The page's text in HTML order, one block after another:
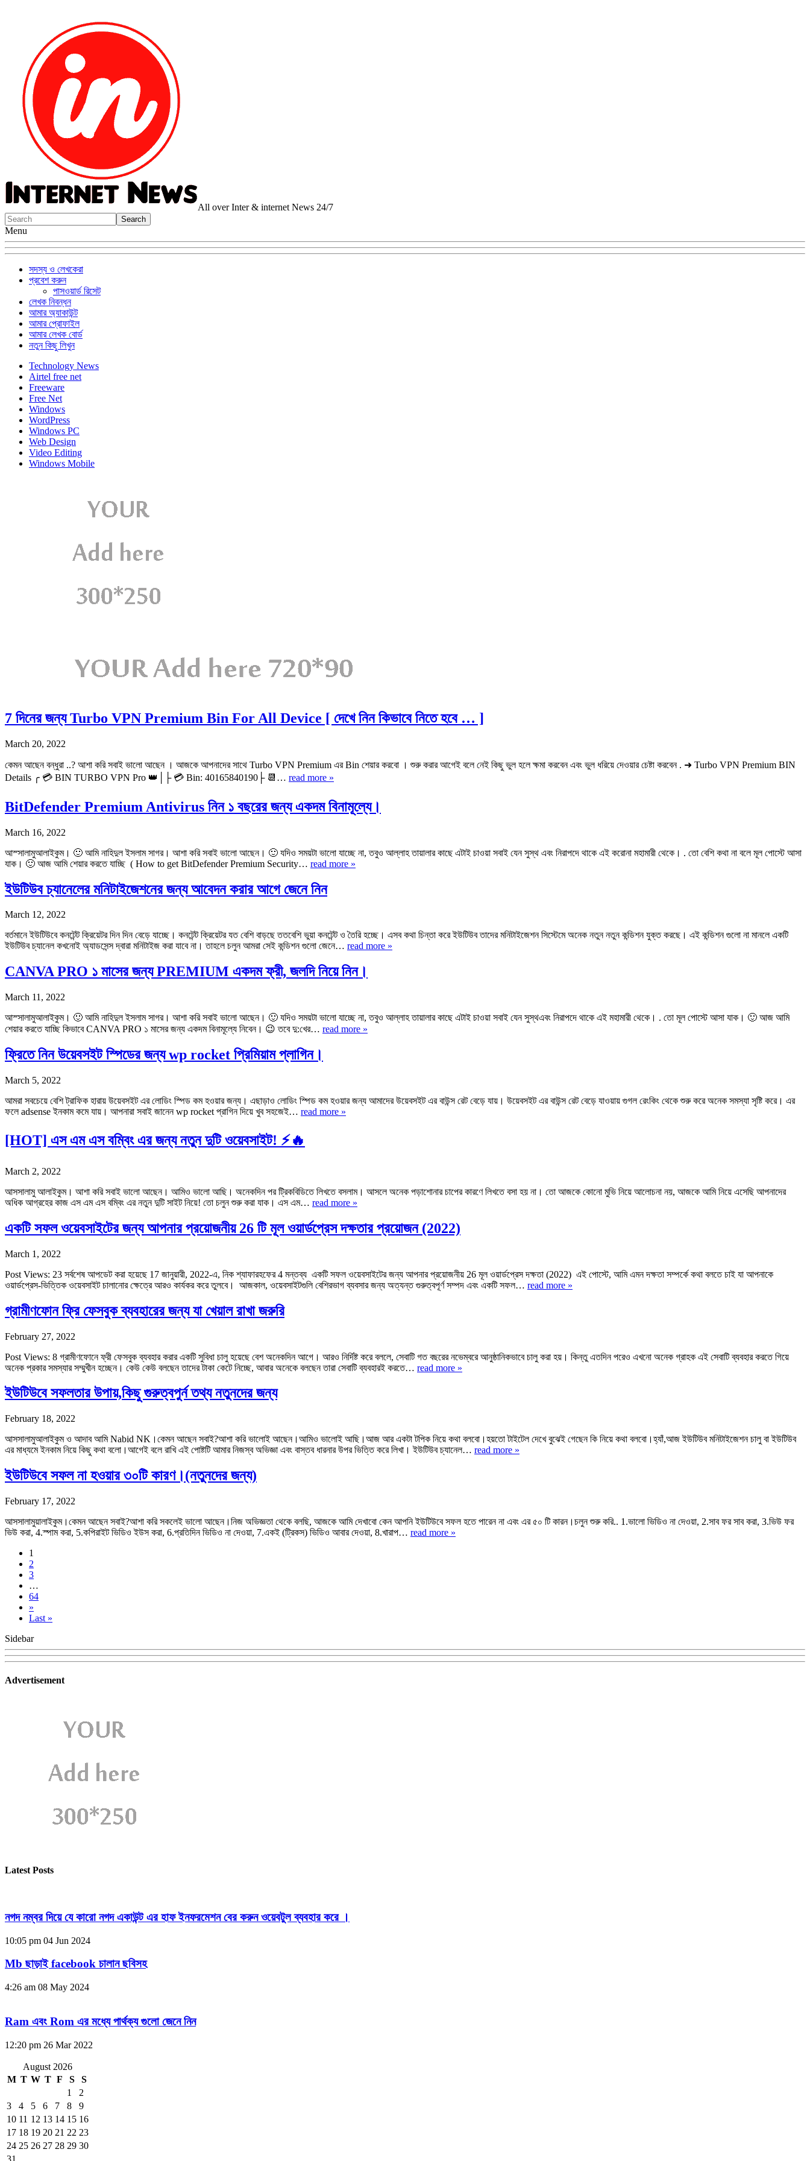
All over Inter & internet News 24/7
Menu
সদস্য ও লেখকেরা
প্রবেশ করুন
পাসওয়ার্ড রিসেট
লেখক নিবন্ধন
আমার অ্যাকাউন্ট
আমার প্রোফাইল
আমার লেখক বোর্ড
নতুন কিছু লিখুন
Technology News
Airtel free net
Freeware
Free Net
Windows
WordPress
Windows PC
Web Design
Video Editing
Windows Mobile
7 দিনের জন্য Turbo VPN Premium Bin For All Device [ দেখে নিন কিভাবে নিতে হবে … ]
March 20, 2022
কেমন আছেন বন্ধুরা ..? আশা করি সবাই ভালো আছেন । আজকে আপনাদের সাথে Turbo VPN Premium এর Bin শেয়ার করবো । শুরু করার আগেই বলে নেই কিছু ভুল হলে ক্ষমা করবেন এবং ভুল ধরিয়ে দেওয়ার চেষ্টা করবেন . ➜ Turbo VPN Premium BIN
Details ╭ 💳 BIN TURBO VPN Pro 👑│├ 💳 Bin: 40165840190├ 📆… read more »
BitDefender Premium Antivirus নিন ১ বছরের জন্য একদম বিনামূল্যে।
March 16, 2022
আস্সালামুআলাইকুম। 🙂 আমি নাহিদুল ইসলাম সাগর। আশা করি সবাই ভালো আছেন। 🙂 যদিও সময়টা ভালো যাচ্ছে না, তবুও আল্লাহ তায়ালার কাছে এটাই চাওয়া সবাই যেন সুস্থ এবং নিরাপদে থাকে এই করোনা মহামারী থেকে। . তো বেশি কথা না বলে মূল পোস্টে আসা
যাক। 🙂 আজ আমি শেয়ার করতে যাচ্ছি ( How to get BitDefender Premium Security… read more »
ইউটিউব চ্যানেলের মনিটাইজেশনের জন্য আবেদন করার আগে জেনে নিন
March 12, 2022
বর্তমানে ইউটিউবে কনটেন্ট ক্রিয়েটর দিন দিন বেড়ে যাচ্ছে। কনটেন্ট ক্রিয়েটর যত বেশি বাড়ছে ততবেশি ভুয়া কনটেন্ট ও তৈরি হচ্ছে। এসব কথা চিন্তা করে ইউটিউব তাদের মনিটাইজেশন সিস্টেমে অনেক নতুন নতুন কন্ডিশন যুক্ত করছে। এই কন্ডিশন গুলো না মানলে একটি
ইউটিউব চ্যানেল কখনোই অ্যাডসেন্স দ্বারা মনিটাইজ করা যাবে না। তাহলে চলুন আমরা সেই কন্ডিশন গুলো জেনে… read more »
CANVA PRO ১ মাসের জন্য PREMIUM একদম ফ্রী, জলদি নিয়ে নিন।
March 11, 2022
আস্সালামুআলাইকুম। 🙂 আমি নাহিদুল ইসলাম সাগর। আশা করি সবাই ভালো আছেন। 🙂 যদিও সময়টা ভালো যাচ্ছে না, তবুও আল্লাহ তায়ালার কাছে এটাই চাওয়া সবাই যেন সুস্থএবং নিরাপদে থাকে এই মহামারী থেকে। . তো মূল পোস্টে আসা যাক। 🙂 আজ আমি
শেয়ার করতে যাচ্ছি কিভাবে CANVA PRO ১ মাসের জন্য একদম বিনামূল্যে নিবেন। 😉 তবে দু:খের… read more »
ফ্রিতে নিন উয়েবসইট স্পিডের জন্য wp rocket প্রিমিয়াম প্লাগিন।
March 5, 2022
আমরা সবচেয়ে বেশি ট্রাফিক হারায় উয়েবসইট এর লোডিং স্পিড কম হওয়ার জন্য। এছাড়াও লোডিং স্পিড কম হওয়ার জন্য আমাদের উয়েবসইট এর বাউন্স রেট বেড়ে যায়। উয়েবসইট এর বাউন্স রেট বেড়ে যাওয়ায় গুগল রেংকিং থেকে শুরু করে অনেক সমস্যা সৃষ্টি করে। এর
ফলে adsense ইনকাম কমে যায়। আপনারা সবাই জানেন wp rocket প্রাগিন দিয়ে খুব সহজেই… read more »
[HOT] এস এম এস বম্বিং এর জন্য নতুন দুটি ওয়েবসাইট! ⚡️🔥
March 2, 2022
আসসালামু আলাইকুম। আশা করি সবাই ভালো আছেন। আমিও ভালো আছি। অনেকদিন পর ট্রিকবিডিতে লিখতে বসলাম। আসলে অনেক পড়াশোনার চাপের কারণে লিখতে বসা হয় না। তো আজকে কোনো মুভি নিয়ে আলোচনা নয়, আজকে আমি নিয়ে এসেছি আপনাদের
অধিক আগ্রহের কাজ এস এম এস বম্বিং এর নতুন দুটি সাইট নিয়ে! তো চলুন শুরু করা যাক। এস এম… read more »
একটি সফল ওয়েবসাইটের জন্য আপনার প্রয়োজনীয় 26 টি মূল ওয়ার্ডপ্রেস দক্ষতার প্রয়োজন (2022)
March 1, 2022
Post Views: 23 সর্বশেষ আপডেট করা হয়েছে 17 জানুয়ারী, 2022-এ, নিক শ্যাফারহফের 4 মন্তব্য একটি সফল ওয়েবসাইটের জন্য আপনার প্রয়োজনীয় 26 মূল ওয়ার্ডপ্রেস দক্ষতা (2022) এই পোস্টে, আমি এমন দক্ষতা সম্পর্কে কথা বলতে চাই যা আপনাকে
ওয়ার্ডপ্রেস-ভিত্তিক ওয়েবসাইট চালানোর ক্ষেত্রে আরও কার্যকর করে তুলবে। আজকাল, ওয়েবসাইটগুলি বেশিরভাগ ব্যবসার জন্য অত্যন্ত গুরুত্বপূর্ণ সম্পদ এবং একটি সফল… read more »
গ্রামীণফোন ফ্রি ফেসবুক ব্যবহারের জন্য যা খেয়াল রাখা জরুরি
February 27, 2022
Post Views: 8 গ্রামীণফোনে ফ্রী ফেসবুক ব্যবহার করার একটি সুবিধা চালু হয়েছে বেশ অনেকদিন আগে। আরও নির্দিষ্ট করে বললে, সেবাটি গত বছরের নভেম্বরে আনুষ্ঠানিকভাবে চালু করা হয়। কিন্তু এতদিন পরেও এখনো অনেক গ্রাহক এই সেবাটি ব্যবহার করতে গিয়ে
অনেক প্রকার সমস্যার সম্মুখীন হচ্ছেন। কেউ কেউ বলছেন তাদের টাকা কেটে নিচ্ছে, আবার অনেকে বলছেন তারা সেবাটি ব্যবহারই করতে… read more »
ইউটিউবে সফলতার উপায়,কিছু গুরুত্বপুর্ন তথ্য নতুনদের জন্য
February 18, 2022
আসসালামুআলাইকুম ও আদাব আমি Nabid NK।কেমন আছেন সবাই?আশা করি ভালোই আছেন।আমিও ভালোই আছি।আজ আর একটা টপিক নিয়ে কথা বলবো।হয়তো টাইটেল দেখে বুঝেই গেছেন কি নিয়ে কথা বলবো।হ্যাঁ,আজ ইউটিউব মনিটাইজেশন চালু বা ইউটিউব
এর মাধ্যমে ইনকাম নিয়ে কিছু কথা বলো।আগেই বলে রাখি এই পোষ্টটি আমার নিজস্ব অভিজ্ঞা এবং বাস্তব ধারনার উপর ভিত্তি করে লিখা। ইউটিউব চ্যানেল… read more »
ইউটিউবে সফল না হওয়ার ৩০টি কারণ।(নতুনদের জন্য)
February 17, 2022
আসসালামুয়ালাইকুম।কেমন আছেন সবাই?আশা করি সকলেই ভালো আছেন।নিজ অভিজ্ঞতা থেকে বলছি, আজকে আমি দেখাবো কেন আপনি ইউটিউবে সফল হতে পারেন না এবং এর ৫০ টি কারন।চলুন শুরু করি.. 1.ভালো ভিডিও না দেওয়া, 2.সাব ফর সাব করা, 3.ভিউ ফর
ভিউ করা, 4.স্পাম করা, 5.কপিরাইট ভিডিও ইউস করা, 6.প্রতিদিন ভিডিও না দেওয়া, 7.একই (ট্রিকস) ভিডিও আবার দেওয়া, 8.খারাপ… read more »
1
2
3
…
64
»
Last »
Sidebar
Advertisement
Latest Posts
নগদ নম্বর দিয়ে যে কারো নগদ একাউন্ট এর হাফ ইনফরমেশন বের করুন ওয়েবটুল ব্যবহার করে ।
10:05 pm 04 Jun 2024
Mb ছাড়াই facebook চালান ছবিসহ
4:26 am 08 May 2024
Ram এবং Rom এর মধ্যে পার্থক্য গুলো জেনে নিন
12:20 pm 26 Mar 2022
August 2026
M T W T F S
S
1
2
3
4 5 6 7 8
9
10 11 12 13 14 15 16
17 18 19 20 21 22 23
24 25 26 27 28 29 30
31